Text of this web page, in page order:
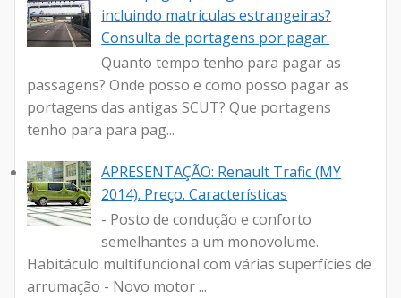
incluindo matriculas estrangeiras?
Consulta de portagens por pagar.
Quanto tempo tenho para pagar as
passagens? Onde posso e como posso pagar as
portagens das antigas SCUT? Que portagens
tenho para para pag...
APRESENTAÇÃO: Renault Trafic (MY
2014). Preço. Características
- Posto de condução e conforto
semelhantes a um monovolume.
Habitáculo multifuncional com várias superfícies de
arrumação - Novo motor ...